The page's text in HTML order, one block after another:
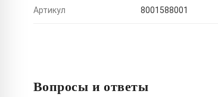
Артикул 8001588001
Вопросы и ответы